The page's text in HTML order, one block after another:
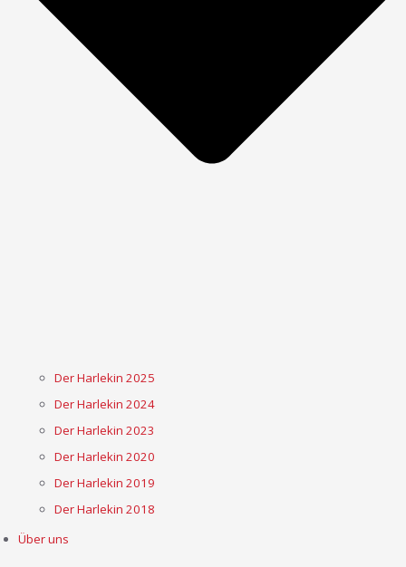
Der Harlekin 2025
Der Harlekin 2024
Der Harlekin 2023
Der Harlekin 2020
Der Harlekin 2019
Der Harlekin 2018
Über uns